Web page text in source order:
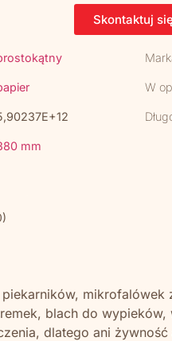
Skontaktuj
W
mm
blach do
dlatego ani